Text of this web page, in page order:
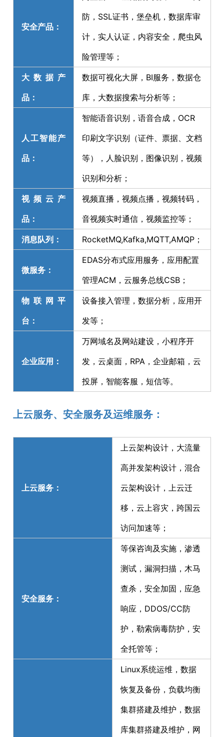
安全产品：
防，SSL证书，堡垒机，数据库审
计，实人认证，内容安全，爬虫风
险管理等；
大数据产
品：
数据可视化大屏，BI服务，数据仓
库，大数据搜索与分析等；
人工智能产
品：
智能语音识别，语音合成，OCR
印刷文字识别（证件、票据、文档
等），人脸识别，图像识别，视频
识别和分析；
视频云产
品：
视频直播，视频点播，视频转码，
音视频实时通信，视频监控等；
消息队列： RocketMQ,Kafka,MQTT,AMQP；
微服务：
EDAS分布式应用服务，应用配置
管理ACM，云服务总线CSB；
物联网平
台：
设备接入管理，数据分析，应用开
发等；
企业应用：
万网域名及网站建设，小程序开
发，云桌面，RPA，企业邮箱，云
投屏，智能客服，短信等。
上云服务、安全服务及运维服务：
上云服务：
上云架构设计，大流量
高并发架构设计，混合
云架构设计，上云迁
移，云上容灾，跨国云
访问加速等；
安全服务：
等保咨询及实施，渗透
测试，漏洞扫描，木马
查杀，安全加固，应急
响应，DDOS/CC防
护，勒索病毒防护，安
全托管等；
Linux系统运维，数据
恢复及备份，负载均衡
集群搭建及维护，数据
库集群搭建及维护，网